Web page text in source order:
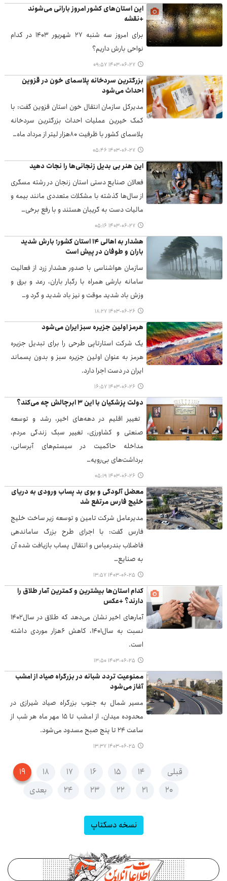
این استان‌های کشور امروز بارانی می‌شوند
+نقشه
برای امروز سه شنبه ۲۷ شهریور ۱۴۰۳ در کدام
نواحی بارش داریم؟
۱۴۰۳-۰۶-۲۷ ۰۹:۵۷
بزرگترین سردخانه پلاسمای خون در قزوین
احداث می‌شود
مدیرکل سازمان انتقال خون استان قزوین گفت: با
کمک خیرین عملیات احداث بزرگترین سردخانه
پلاسمای کشور با ظرفیت ۸۰هزار لیتر از مرداد ماه…
۱۴۰۳-۰۶-۲۷ ۰۵:۴۶
این هنر بی بدیل زنجانی‌ها را نجات دهید
فعالان صنایع دستی استان زنجان در رشته مسگری
از سال‌ها گذشته با مشکلات متعددی مانند بیمه و
مالیات دست به گریبان هستند و با رفع برخی…
۱۴۰۳-۰۶-۲۷ ۰۵:۱۶
هشدار به اهالی ۱۴ استان کشور؛ بارش شدید
باران و طوفان در پیش است
سازمان هواشناسی با صدور هشدار زرد از فعالیت
سامانه بارشی همراه با رگبار باران، رعد و برق و
وزش باد شدید موقت و نیز باد شدید و گرد و…
۱۴۰۳-۰۶-۲۶ ۱۸:۲۷
هرمز اولین جزیره سبز ایران می‌شود
یک شرکت استارتاپی طرحی را برای تبدیل جزیره
هرمز به عنوان اولین جزیره سبز و بدون پسماند
ایران در دست اجرا دارد.
۱۴۰۳-۰۶-۲۶ ۱۶:۵۷
دولت پزشکیان با این ۳ ابرچالش چه می‌کند؟
تغییر اقلیم در دهه‌های اخیر، رشد و توسعه
صنعتی و کشاورزی، تغییر سبک زندگی مردم،
مداخله حاکمیت در سیستم‌های آبرسانی،
برداشت‌های بی‌رویه…
۱۴۰۳-۰۶-۲۶ ۰۵:۱۹
معضل آلودگی و بوی بد پساب ورودی به دریای
خلیج فارس مرتفع شد
مدیرعامل شرکت تامین و توسعه زیر ساخت خلیج
فارس گفت: با اجرای طرح بزرگ ساماندهی
فاضلاب بندرعباس و انتقال پساب بازیافت شده آن
به صنایع…
۱۴۰۳-۰۶-۲۵ ۱۳:۵۷
کدام استان‌ها بیشترین و کمترین آمار طلاق را
دارند؟ +عکس
آمارهای اخیر نشان می‌دهد که طلاق در سال۱۴۰۲
نسبت به سال۱۴۰۱، کاهش ۶هزار موردی داشته
است.
۱۴۰۳-۰۶-۲۵ ۱۳:۵۰
ممنوعیت تردد شبانه در بزرگراه صیاد از امشب
آغاز می‌شود
مسیر شمال به جنوب بزرگراه صیاد شیرازی در
محدوده میدان، از امشب تا ۱۵ مهر ماه هر شب از
ساعت ۲۴ تا پنج صبح مسدود می‌شود.
۱۴۰۳-۰۶-۲۵ ۱۳:۳۷
قبلی ۱۴ ۱۵ ۱۶ ۱۷ ۱۸
۱۹
۲۰
۲۱ ۲۲ ۲۳ ۲۴ بعدی
نسخه دسکتاپ